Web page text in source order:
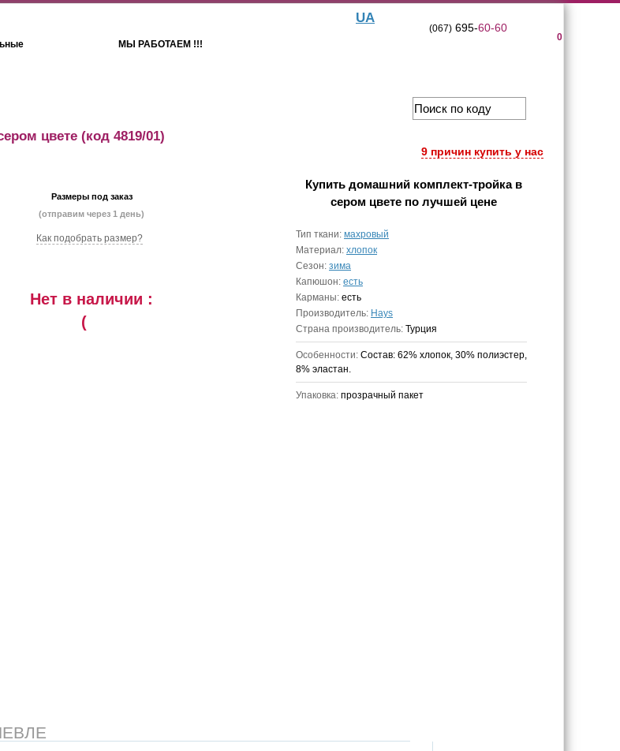
МЫ РАБОТАЕМ !!!
UA
0
(067)695-60-60
9 причин купить у нас
цвете (код 4819/01)
Размеры под заказ
(отправим через 1 день)
Как подобрать размер?
Нет в наличии :
(
Купить домашний комплект-тройка в
сером цветепо лучшей цене
Тип ткани: махровый
Материал: хлопок
Сезон: зима
Капюшон: есть
Карманы: есть
Производитель: Hays
Страна производитель: Турция
Особенности: Состав: 62% хлопок, 30% полиэстер,
8% эластан.
Упаковка: прозрачный пакет